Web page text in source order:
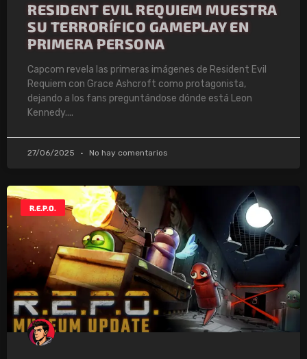
RESIDENT EVIL REQUIEM MUESTRA
SU TERRORÍFICO GAMEPLAY EN
PRIMERA PERSONA
Capcom revela las primeras imágenes de Resident Evil
Requiem con Grace Ashcroft como protagonista,
dejando a los fans preguntándose dónde está Leon
Kennedy.
27/06/2025 No hay comentarios
R.E.P.O.